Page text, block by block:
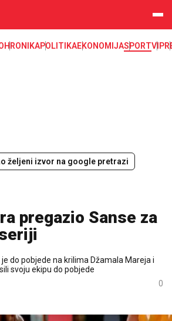
HRONIKAPOLITIKAEKONOMIJASPORTVIP
željeni izvor na google pretrazi
pregazio Sanse za
do pobjede na krilima Džamala Mareja i
svoju ekipu do pobjede
0